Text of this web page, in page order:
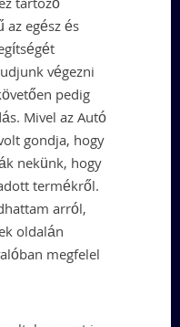
tartozó
egész és
végezni
pedig
Mivel az Autó
gondja, hogy
nekünk, hogy
termékről.
arról,
oldalán
megfelel